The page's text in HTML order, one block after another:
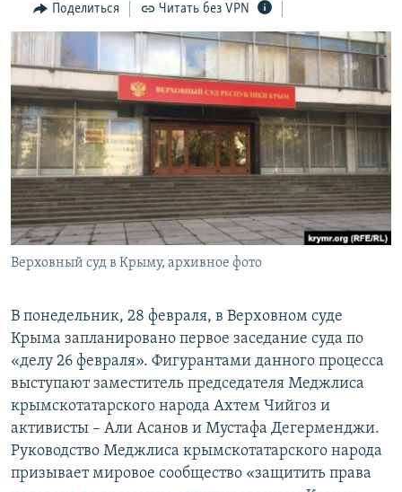
поискуИНФОГРАФИКА
ТЕЛЕПРОЕКТ КРЫМ.РЕАЛИИ
СОВЕТЫ ПРАВОЗАЩИТНИКОВ
ПРОПАВШИЕ БЕЗ ВЕСТИ
ПОБЕДИТЕЛЕЙ НЕ СУДЯТ?
КРЫМ.НЕПОКОРЕННЫЙ
ELIFBE
УКРАИНСКАЯ ПРОБЛЕМА КРЫМА
КАК ОБОЙТИ БЛОКИРОВКУ
Українською
Qırımtatar
ПРИСОЕДИНЯЙТЕСЬ!
Все сайты RFE/RL
Поделиться Читать без VPN
Верховный суд в Крыму, архивное фото
В понедельник, 28 февраля, в Верховном суде
Крыма запланировано первое заседание суда по
«делу 26 февраля». Фигурантами данного процесса
выступают заместитель председателя Меджлиса
крымскотатарского народа Ахтем Чийгоз и
активисты – Али Асанов и Мустафа Дегерменджи.
Руководство Меджлиса крымскотатарского народа
призывает мировое сообщество «защитить права